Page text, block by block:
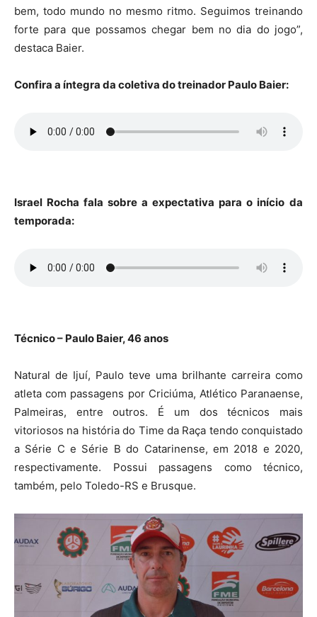
bem, todo mundo no mesmo ritmo. Seguimos treinando
forte para que possamos chegar bem no dia do jogo”,
destaca Baier.
Confira a íntegra da coletiva do treinador Paulo Baier:
Israel Rocha fala sobre a expectativa para o início da
temporada:
Técnico – Paulo Baier, 46 anos
Natural de Ijuí, Paulo teve uma brilhante carreira como
atleta com passagens por Criciúma, Atlético Paranaense,
Palmeiras, entre outros. É um dos técnicos mais
vitoriosos na história do Time da Raça tendo conquistado
a Série C e Série B do Catarinense, em 2018 e 2020,
respectivamente. Possui passagens como técnico,
também, pelo Toledo-RS e Brusque.